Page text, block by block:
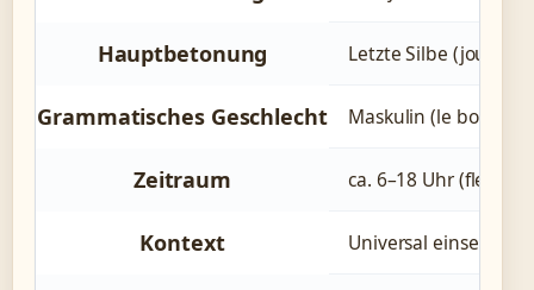
Hauptbetonung Letzte Silbe (jour)
Grammatisches Geschlecht Maskulin (le bonjour)
Zeitraum ca. 6–18 Uhr
Kontext Universal einsetzbar